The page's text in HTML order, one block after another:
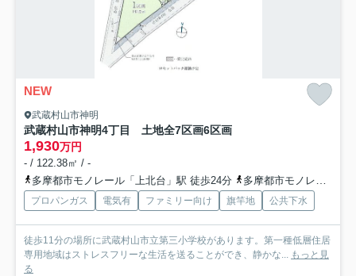
NEW
武蔵村山市神明
武蔵村山市神明4丁目 土地全7区画6区画
1,930万円
- / 122.38㎡ / -
多摩都市モノレール「上北台」駅 徒歩24分
多摩都市モノレール「上北台」駅 バス6分 東京都武蔵村山市「神明橋北（東京都）」 停歩4分
プロパンガス 電気有 ファミリー向け 旗竿地 公共下水
徒歩11分の場所に武蔵村山市立第三小学校があります。第一種低層住居
専用地域はストレスフリーな生活を送ることができ、静かな... もっと見
る